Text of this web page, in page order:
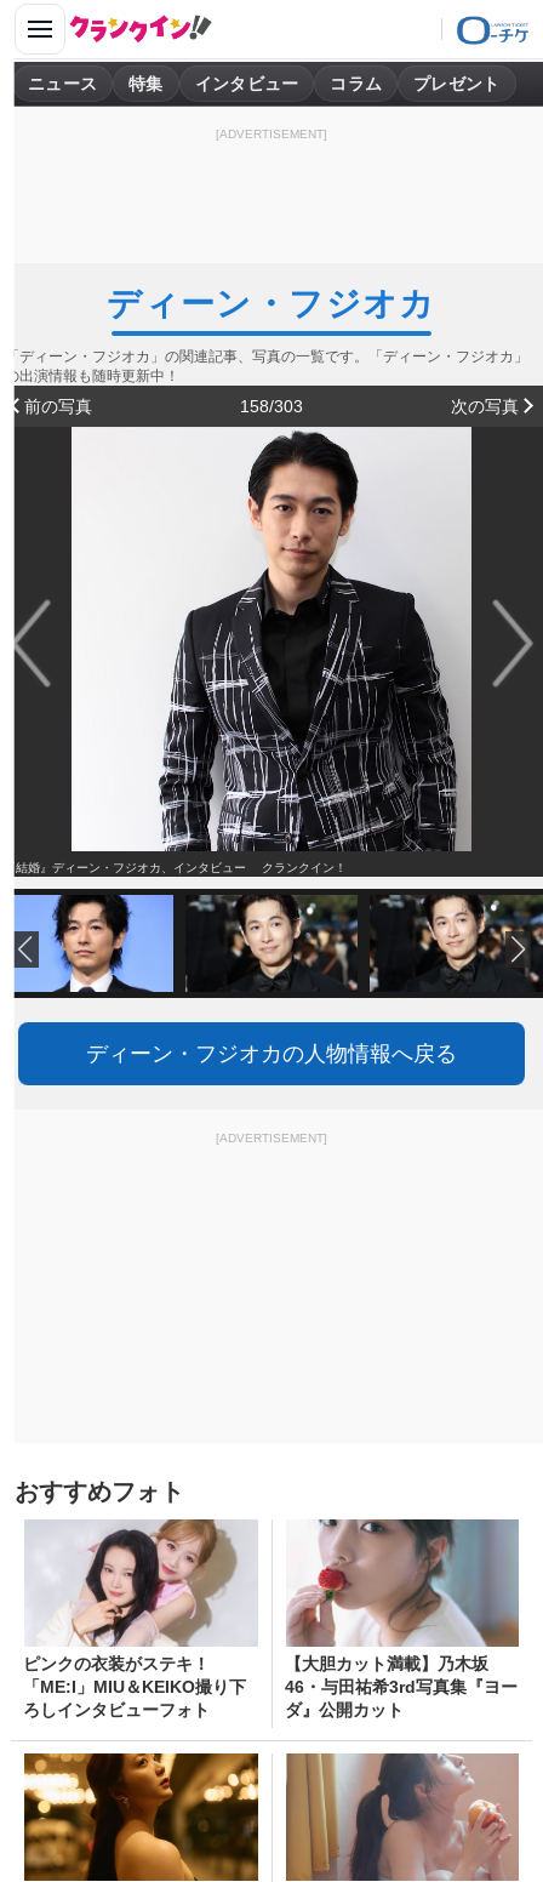
ニュース 特集 インタビュー コラム プレゼント
[ADVERTISEMENT]
ディーン・フジオカ
「ディーン・フジオカ」の関連記事、写真の一覧です。「ディーン・フジオカ」
の出演情報も随時更新中！
前の写真 158/303 次の写真
『結婚』ディーン・フジオカ、インタビュー クランクイン！
ディーン・フジオカの人物情報へ戻る
[ADVERTISEMENT]
おすすめフォト
ピンクの衣装がステキ！
「ME:I」MIU＆KEIKO撮り下
ろしインタビューフォト
【大胆カット満載】乃木坂
46・与田祐希3rd写真集『ヨー
ダ』公開カット